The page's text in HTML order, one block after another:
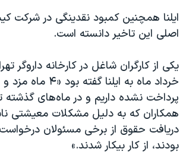
ایلنا همچنین کمبود نقدینگی در شرکت
اصلی این تاخیر دانسته است.
یکی از کارگران شاغل در کارخانه داروگر
پرداخت نشده داریم و در ماه‌های گذشته
همکاران که به دلیل مشکلات معیشتی
دریافت حقوق از برخی مسئولان
بودند، از کار بیکار شدند.»